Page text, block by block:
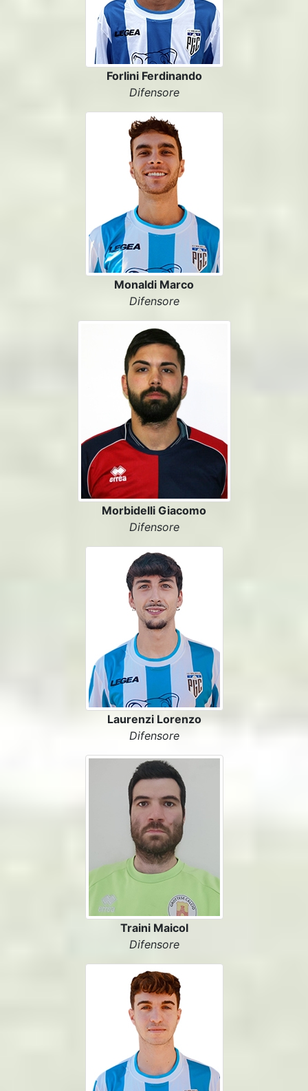
Forlini Ferdinando
Difensore
Monaldi Marco
Difensore
Morbidelli Giacomo
Difensore
Laurenzi Lorenzo
Difensore
Traini Maicol
Difensore